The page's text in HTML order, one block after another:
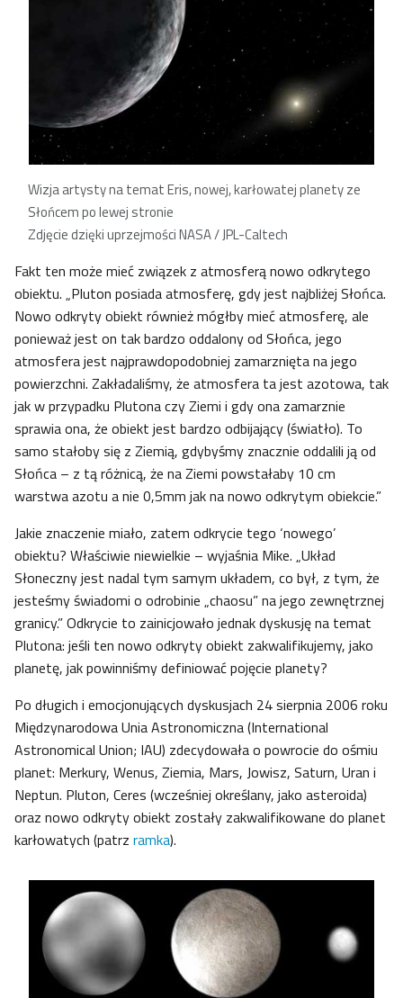
Wizja artysty na temat Eris, nowej, karłowatej planety ze
Słońcem po lewej stronie
Zdjęcie dzięki uprzejmości NASA / JPL-Caltech
Fakt ten może mieć związek z atmosferą nowo odkrytego
obiektu. „Pluton posiada atmosferę, gdy jest najbliżej Słońca.
Nowo odkryty obiekt również mógłby mieć atmosferę, ale
ponieważ jest on tak bardzo oddalony od Słońca, jego
atmosfera jest najprawdopodobniej zamarznięta na jego
powierzchni. Zakładaliśmy, że atmosfera ta jest azotowa, tak
jak w przypadku Plutona czy Ziemi i gdy ona zamarznie
sprawia ona, że obiekt jest bardzo odbijający (światło). To
samo stałoby się z Ziemią, gdybyśmy znacznie oddalili ją od
Słońca – z tą różnicą, że na Ziemi powstałaby 10 cm
warstwa azotu a nie 0,5mm jak na nowo odkrytym obiekcie.”
Jakie znaczenie miało, zatem odkrycie tego ‘nowego’
obiektu? Właściwie niewielkie – wyjaśnia Mike. „Układ
Słoneczny jest nadal tym samym układem, co był, z tym, że
jesteśmy świadomi o odrobinie „chaosu” na jego zewnętrznej
granicy.” Odkrycie to zainicjowało jednak dyskusję na temat
Plutona: jeśli ten nowo odkryty obiekt zakwalifikujemy, jako
planetę, jak powinniśmy definiować pojęcie planety?
Po długich i emocjonujących dyskusjach 24 sierpnia 2006 roku
Międzynarodowa Unia Astronomiczna (International
Astronomical Union; IAU) zdecydowała o powrocie do ośmiu
planet: Merkury, Wenus, Ziemia, Mars, Jowisz, Saturn, Uran i
Neptun. Pluton, Ceres (wcześniej określany, jako asteroida)
oraz nowo odkryty obiekt zostały zakwalifikowane do planet
karłowatych (patrz ramka).